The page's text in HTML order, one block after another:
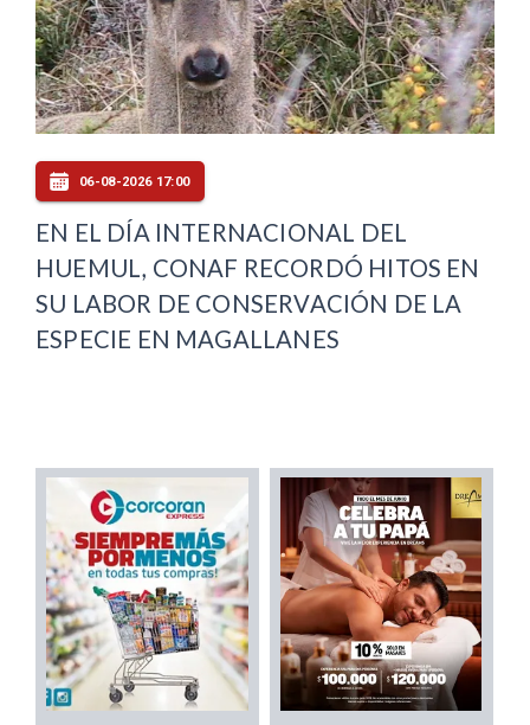
06-08-2026 17:00
EN EL DÍA INTERNACIONAL DEL
HUEMUL, CONAF RECORDÓ HITOS EN
SU LABOR DE CONSERVACIÓN DE LA
ESPECIE EN MAGALLANES